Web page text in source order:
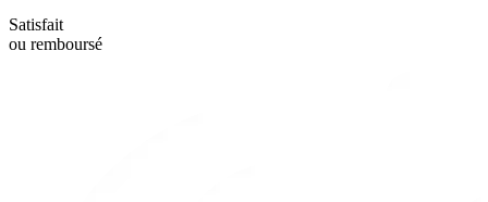
Satisfait
ou remboursé